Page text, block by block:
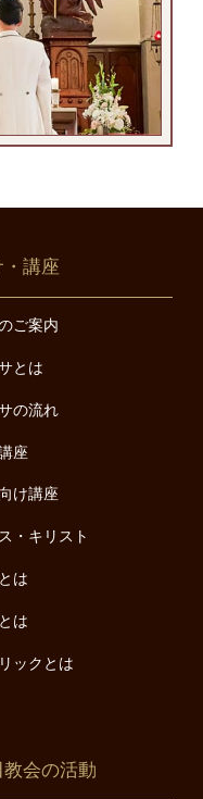
・講座
ご案内
とは
の流れ
座
け講座
・キリスト
は
は
ックとは
教会の活動